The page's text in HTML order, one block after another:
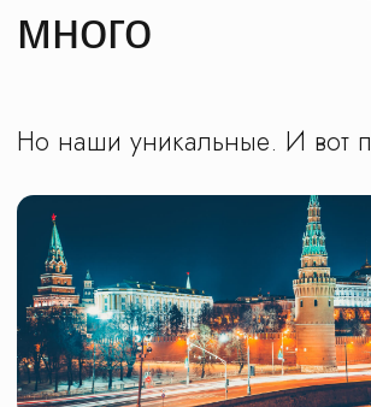
Детям должно быть интересно.
Вы можете представить себе что-то более
интригующее, чем вступление в тайный
орден хранителей города? Со своей
символикой, атрибутикой и волшебной
картой. Мы нет. Поэтому разработали
специальные туры для детей. Программы
интерактивные, с квестами. Построены
Основали орден "Москвенус"